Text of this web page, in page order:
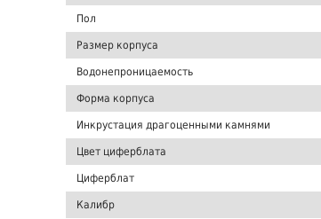
Пол
Размер корпуса
Водонепроницаемость
Форма корпуса
Инкрустация драгоценными камнями
Цвет циферблата
Циферблат
Калибр